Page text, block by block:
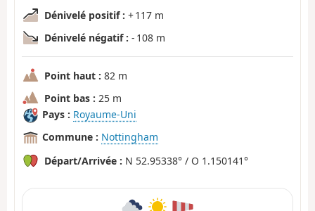
Dénivelé positif : + 117 m
Dénivelé négatif : - 108 m
Point haut : 82 m
Point bas : 25 m
Pays : Royaume-Uni
Commune : Nottingham
Départ/Arrivée : N 52.95338° / O 1.150141°